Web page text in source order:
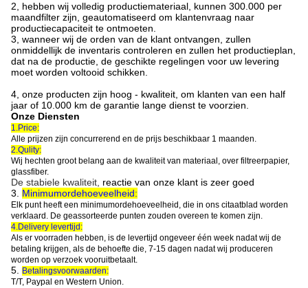
2, hebben wij volledig productiemateriaal, kunnen 300.000 per
maandfilter zijn, geautomatiseerd om klantenvraag naar
productiecapaciteit te ontmoeten.
3, wanneer wij de orden van de klant ontvangen, zullen
onmiddellijk de inventaris controleren en zullen het productieplan,
dat na de productie, de geschikte regelingen voor uw levering
moet worden voltooid schikken.
4, onze producten zijn hoog - kwaliteit, om klanten van een half
jaar of 10.000 km de garantie lange dienst te voorzien.
Onze Diensten
1.Price:
Alle prijzen zijn concurrerend en de prijs beschikbaar 1 maanden.
2.Qulity:
Wij hechten groot belang aan de kwaliteit van materiaal, over filtreerpapier,
glassfiber.
De stabiele kwaliteit, reactie van onze klant is zeer goed
3. Minimumordehoeveelheid:
Elk punt heeft een minimumordehoeveelheid, die in ons citaatblad worden
verklaard. De geassorteerde punten zouden overeen te komen zijn.
4.Delivery levertijd:
Als er voorraden hebben, is de levertijd ongeveer één week nadat wij de
betaling krijgen, als de behoefte die, 7-15 dagen nadat wij produceren
worden op verzoek vooruitbetaalt.
5.
Betalingsvoorwaarden:
T/T, Paypal en Western Union.